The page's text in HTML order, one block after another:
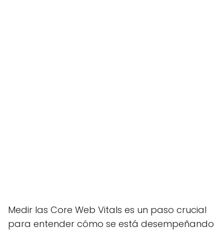
Medir las Core Web Vitals es un paso crucial
para entender cómo se está desempeñando